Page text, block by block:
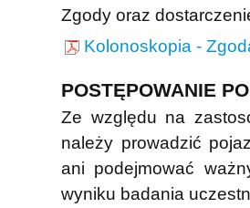
Zgody oraz
Kolonoskopia -
POSTĘPOWANIE
Ze względu na
należy prowadzić
ani podejmować
wyniku badania